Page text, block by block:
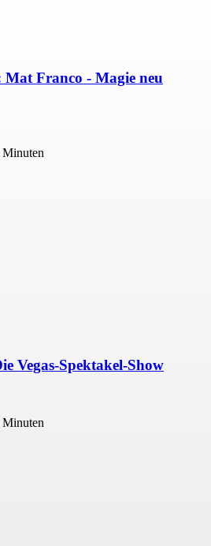
Mat Franco - Magie neu
Minuten
Vegas-Spektakel-Show
Minuten